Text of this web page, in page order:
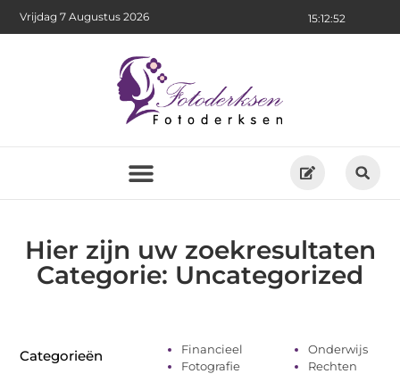
15:12:52
Vrijdag 7 Augustus 2026
Hier zijn uw zoekresultaten
Categorie: Uncategorized
Categorieën
Financieel
Fotografie
Onderwijs
Rechten